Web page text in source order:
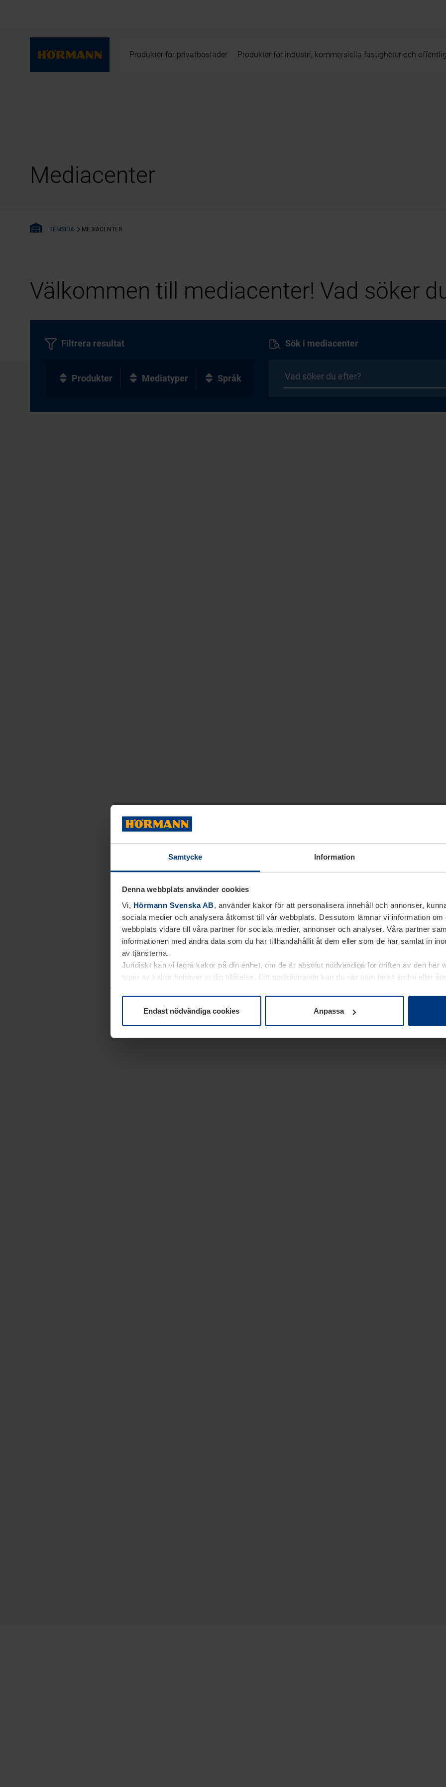
Samtycke Information
Denna webbplats använder cookies
Vi, Hörmann Svenska AB, använder kakor för att personalisera innehåll och annonser,
sociala medier och analysera åtkomst till vår webbplats. Dessutom lämnar vi information om
webbplats vidare till våra partner för sociala medier, annonser och analyser. Våra partner
informationen med andra data som du har tillhandahållit åt dem eller som de har samlat in
av tjänsterna.
Juridiskt kan vi lagra kakor på din enhet, om de är absolut nödvändiga för driften av den här
typer av kakor behöver vi din tillåtelse. Ditt godkännande kan du när som helst ändra eller
kakor underDataskyddsförklaringpå vår webbplats.
Endast nödvändiga cookies Anpassa
Produkter för privatbostäder Produkter för industri, kommersiella fastigheter och
Mediacenter
HEMSIDA MEDIACENTER
Välkommen till mediacenter! Vad söker
Sök i mediacenter
Filtrera resultat
Produkter Mediatyper Språk